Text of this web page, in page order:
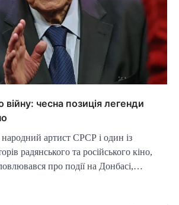
війну: чесна позиція легенди
артист СРСР і один із
радянського та російського кіно,
про події на Донбасі,…